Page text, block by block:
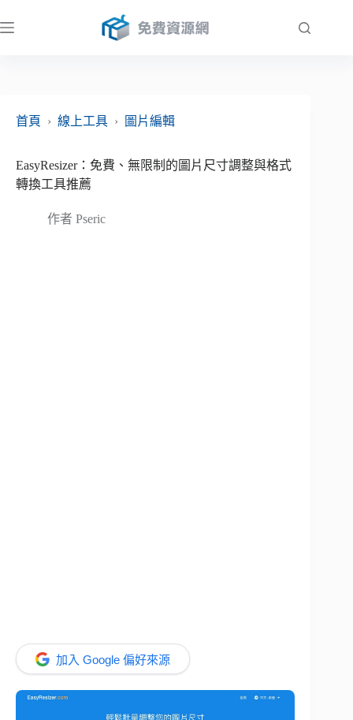
至
首頁
› 線上工具 › 圖片編輯
EasyResizer：免費、無限制的圖片尺寸調整與格式
轉換工具推薦
作者 Pseric
加入 Google 偏好來源